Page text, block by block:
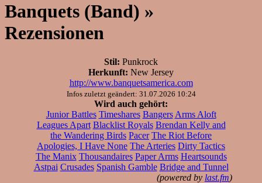
Banquets (Band) »
Rezensionen
Stil: Punkrock
Herkunft: New Jersey
http://www.banquetsamerica.com
Infos zuletzt geändert: 31.07.2026 10:24
Wird auch gehört:
Junior Battles Timeshares Bangers Arms Aloft
Leagues Apart Blacklist Royals Brendan Kelly and
the Wandering Birds Pacer The Riot Before
Apologies, I Have None The Arteries Dirty Tactics
The Manix Thousandaires Paper Arms Heartsounds
Astpai Crusades Spanish Gamble Bridge and Tunnel
(powered by last.fm)